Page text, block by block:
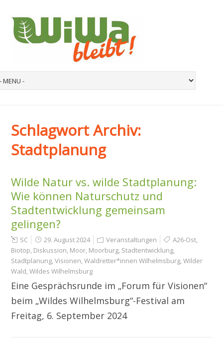
Schlagwort Archiv:
Stadtplanung
Wilde Natur vs. wilde Stadtplanung:
Wie können Naturschutz und
Stadtentwicklung gemeinsam
gelingen?
SC 29. August 2024 Veranstaltungen A26-Ost,
Biotop, Diskussion, Moor, Moorburg, Stadtentwicklung,
Stadtplanung,Visionen,Waldretter*innen Wilhelmsburg,Wilder
Wald,Wildes Wilhelmsburg
Eine Gesprächsrunde im „Forum für Visionen“
beim „Wildes Wilhelmsburg“-Festival am
Freitag, 6. September 2024